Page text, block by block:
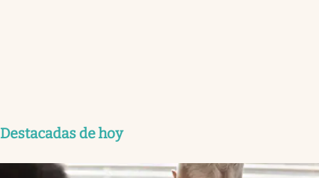
Destacadas de hoy